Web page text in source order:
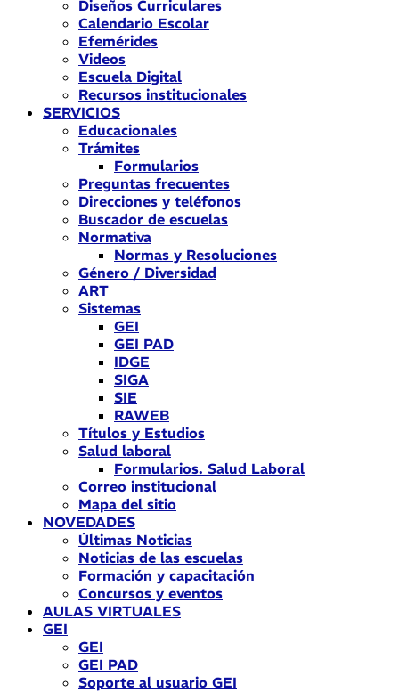
Diseños Curriculares
Calendario Escolar
Efemérides
Videos
Escuela Digital
Recursos institucionales
SERVICIOS
Educacionales
Trámites
Formularios
Preguntas frecuentes
Direcciones y teléfonos
Buscador de escuelas
Normativa
Normas y Resoluciones
Género / Diversidad
ART
Sistemas
GEI
GEI PAD
IDGE
SIGA
SIE
RAWEB
Títulos y Estudios
Salud laboral
Formularios. Salud Laboral
Correo institucional
Mapa del sitio
NOVEDADES
Últimas Noticias
Noticias de las escuelas
Formación y capacitación
Concursos y eventos
AULAS VIRTUALES
GEI
GEI
GEI PAD
Soporte al usuario GEI